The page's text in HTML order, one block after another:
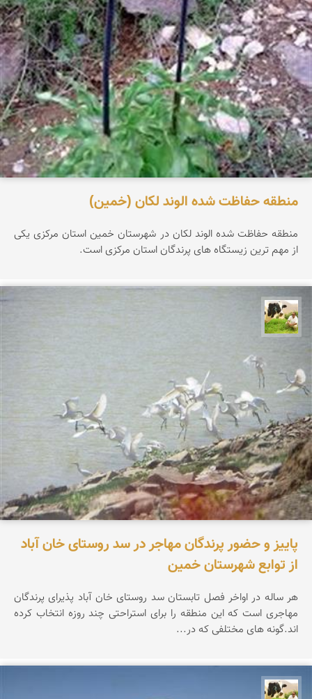
منطقه حفاظت شده الوند لکان (خمین)
منطقه حفاظت شده الوند لکان در شهرستان خمین استان مرکزی یکی
از مهم ترین زیستگاه های پرندگان استان مرکزی است.
پاییز و حضور پرندگان مهاجر در سد روستای خان آباد
از توابع شهرستان خمین
هر ساله در اواخر فصل تابستان سد روستای خان آباد پذیرای پرندگان
مهاجری است که این منطقه را برای استراحتی چند روزه انتخاب کرده
اند.گونه های مختلفی که در...